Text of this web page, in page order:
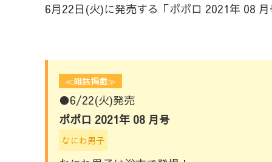
6月22日(火)に発売する「ポポロ 2021年 08
≪雑誌掲載≫
●6/22(火)発売
ポポロ 2021年 08 月号
なにわ男子